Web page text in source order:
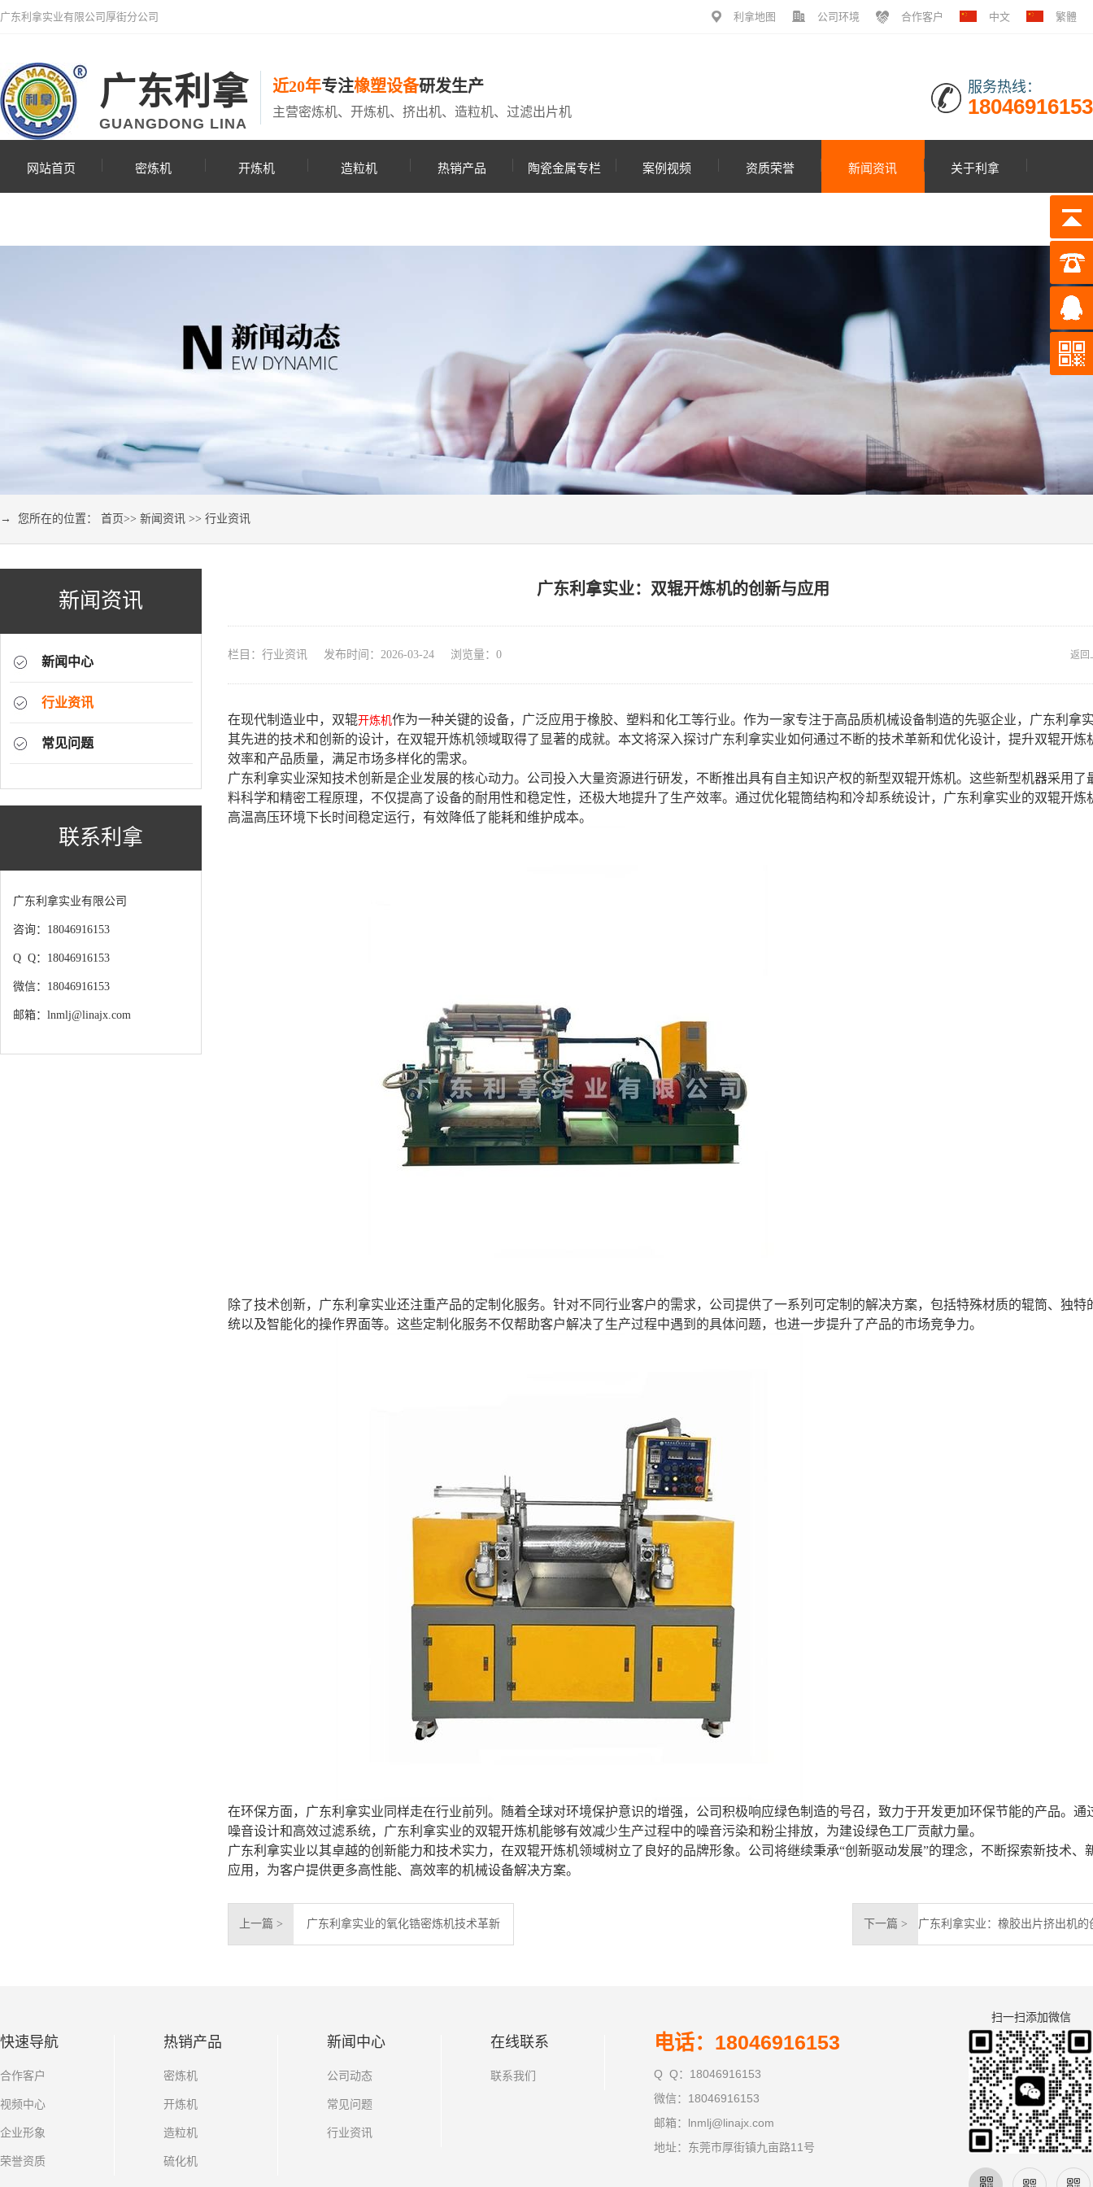
广东利拿实业有限公司厚街分公司 利拿地图 公司环境 合作客户 中文 繁體
广东利拿
GUANGDONG LINA
近20年专注橡塑设备研发生产
主营密炼机、开炼机、挤出机、造粒机、过滤出片机
服务热线：
18046916153
网站首页 密炼机 开炼机 造粒机 热销产品 陶瓷金属专栏 案例视频 资质荣誉 新闻资讯 关于利拿
→ 您所在的位置： 首页>> 新闻资讯 >> 行业资讯
新闻资讯
新闻中心
行业资讯
常见问题
联系利拿
广东利拿实业有限公司
咨询：18046916153
Q Q：18046916153
微信：18046916153
邮箱：lnmlj@linajx.com
广东利拿实业：双辊开炼机的创新与应用
栏目：行业资讯 发布时间：2026-03-24 浏览量： 0 返回
在现代制造业中，双辊开炼机作为一种关键的设备，广泛应用于橡胶、塑料和化工等行业。作为一家专注于高品质机械设备制造的先驱企业，广东利拿
其先进的技术和创新的设计，在双辊开炼机领域取得了显著的成就。本文将深入探讨广东利拿实业如何通过不断的技术革新和优化设计，提升双辊开炼
效率和产品质量，满足市场多样化的需求。
广东利拿实业深知技术创新是企业发展的核心动力。公司投入大量资源进行研发，不断推出具有自主知识产权的新型双辊开炼机。这些新型机器采用了
料科学和精密工程原理，不仅提高了设备的耐用性和稳定性，还极大地提升了生产效率。通过优化辊筒结构和冷却系统设计，广东利拿实业的双辊开炼
高温高压环境下长时间稳定运行，有效降低了能耗和维护成本。
除了技术创新，广东利拿实业还注重产品的定制化服务。针对不同行业客户的需求，公司提供了一系列可定制的解决方案，包括特殊材质的辊筒、独特
统以及智能化的操作界面等。这些定制化服务不仅帮助客户解决了生产过程中遇到的具体问题，也进一步提升了产品的市场竞争力。
在环保方面，广东利拿实业同样走在行业前列。随着全球对环境保护意识的增强，公司积极响应绿色制造的号召，致力于开发更加环保节能的产品。通
噪音设计和高效过滤系统，广东利拿实业的双辊开炼机能够有效减少生产过程中的噪音污染和粉尘排放，为建设绿色工厂贡献力量。
广东利拿实业以其卓越的创新能力和技术实力，在双辊开炼机领域树立了良好的品牌形象。公司将继续秉承“创新驱动发展”的理念，不断探索新技术、
应用，为客户提供更多高性能、高效率的机械设备解决方案。
上一篇 > 广东利拿实业的氧化锆密炼机技术革新 下一篇 >
快速导航
合作客户
视频中心
企业形象
荣誉资质
热销产品
密炼机
开炼机
造粒机
硫化机
新闻中心
公司动态
常见问题
行业资讯
在线联系
联系我们
电话：18046916153
Q Q：18046916153
微信：18046916153
邮箱：lnmlj@linajx.com
地址：东莞市厚街镇九亩路11号
扫一扫添加微信